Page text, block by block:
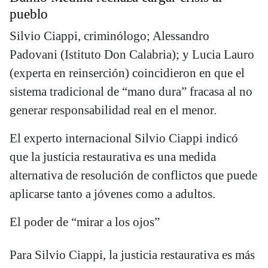
pueblo
Silvio Ciappi, criminólogo; Alessandro
Padovani (Istituto Don Calabria); y Lucia Lauro
(experta en reinserción) coincidieron en que el
sistema tradicional de “mano dura” fracasa al no
generar responsabilidad real en el menor.
El experto internacional Silvio Ciappi indicó
que la justicia restaurativa es una medida
alternativa de resolución de conflictos que puede
aplicarse tanto a jóvenes como a adultos.
El poder de “mirar a los ojos”
Para Silvio Ciappi, la justicia restaurativa es más